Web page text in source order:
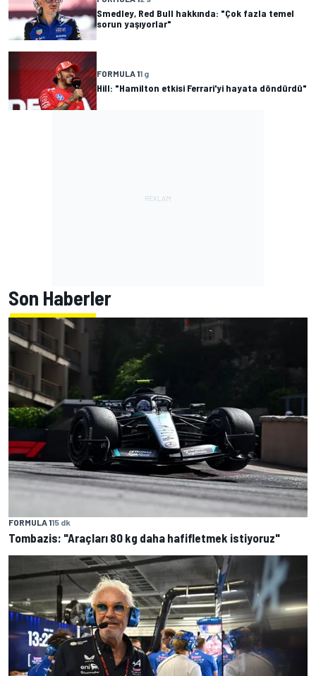
Smedley, Red Bull hakkında: "Çok fazla temel
sorun yaşıyorlar"
FORMULA 11 g
Hill: "Hamilton etkisi Ferrari'yi hayata döndürdü"
Son Haberler
FORMULA 115 dk
Tombazis: "Araçları 80 kg daha hafifletmek istiyoruz"